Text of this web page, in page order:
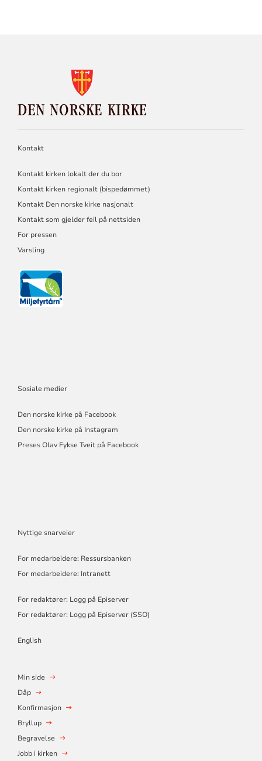
NORSKE
KIRKE
Kontakt
Kontakt kirken lokalt der du bor
Kontakt kirken regionalt (bispedømmet)
Kontakt Den norske kirke nasjonalt
Kontakt som gjelder feil på nettsiden
For pressen
Varsling
Sosiale medier
Den norske kirke på Facebook
Den norske kirke på Instagram
Preses Olav Fykse Tveit på Facebook
Nyttige snarveier
For medarbeidere: Ressursbanken
For medarbeidere: Intranett
For redaktører: Logg på Episerver
For redaktører: Logg på Episerver (SSO)
English
Min side
Dåp
Konfirmasjon
Bryllup
Begravelse
Jobb i kirken